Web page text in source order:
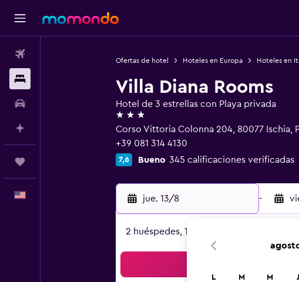
Ofertas de hotel Hoteles en Europa Hoteles en
Villa Diana Rooms
Hotel de 3 estrellas con Playa privada
3 estrellas
Corso Vittoria Colonna 204, 80077 Ischia,
+39 081 314 4130
7,6 Bueno 345 calificaciones verificadas
jue. 13/8 -
2 huéspedes, 1 habitación
L M M J